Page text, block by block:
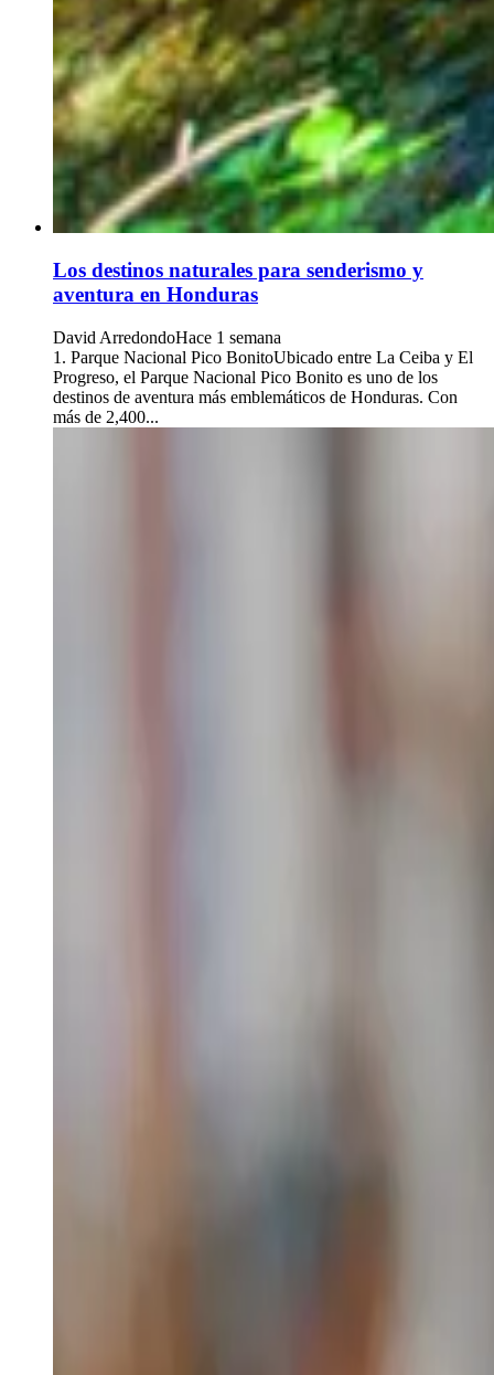
Los destinos naturales para senderismo y
aventura en Honduras
David ArredondoHace 1 semana
1. Parque Nacional Pico BonitoUbicado entre La Ceiba y El
Progreso, el Parque Nacional Pico Bonito es uno de los
destinos de aventura más emblemáticos de Honduras. Con
más de 2,400...